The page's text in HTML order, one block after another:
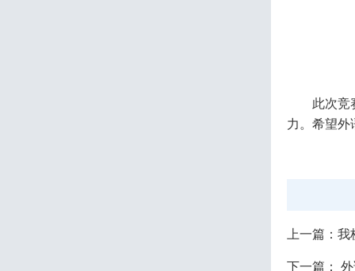
此次竞
力。希望外
上一篇： 我
下一篇：